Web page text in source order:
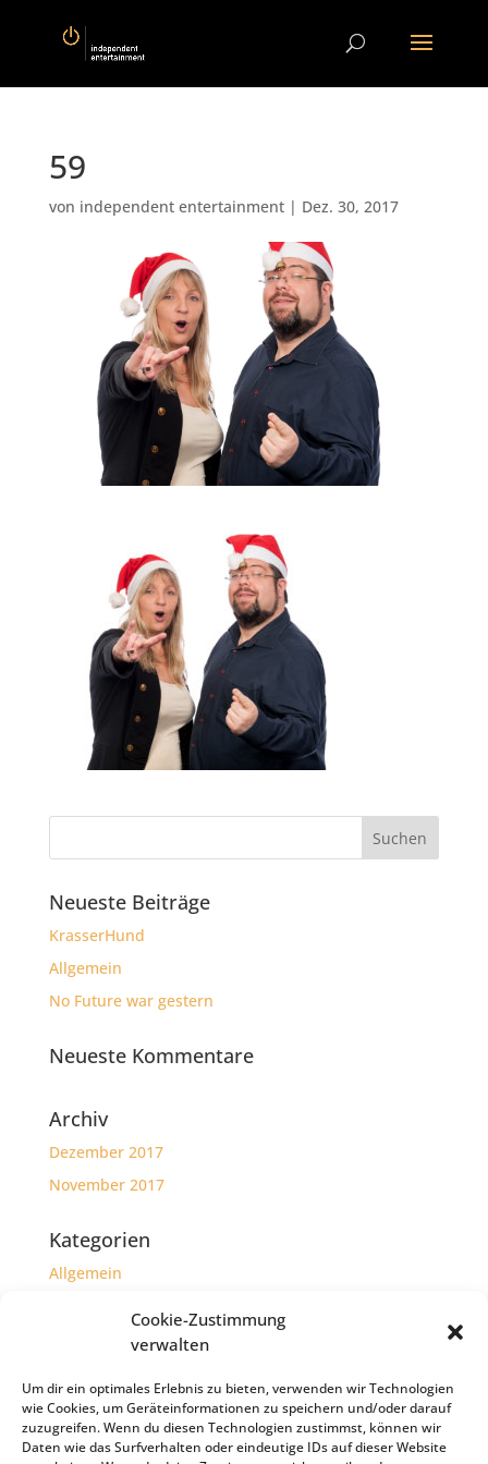
Cookie-Zustimmung
verwalten
Um dir ein optimales Erlebnis zu bieten, verwenden wir Technologien
wie Cookies, um Geräteinformationen zu speichern und/oder darauf
zuzugreifen. Wenn du diesen Technologien zustimmst, können wir
Daten wie das Surfverhalten oder eindeutige IDs auf dieser Website
59
von independent entertainment| Dez. 30, 2017
Neueste Beiträge
KrasserHund
Allgemein
No Future war gestern
Neueste Kommentare
Archiv
Dezember 2017
November 2017
Kategorien
Allgemein
Anmelden
Eintrags-Feed
Kommentar-Feed